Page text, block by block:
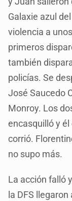
Galaxie azul
violencia a
primeros
también
policías. Se
José Saucedo
Monroy. Los
encasquilló y
corrió.
no supo más.
La acción falló
la DFS